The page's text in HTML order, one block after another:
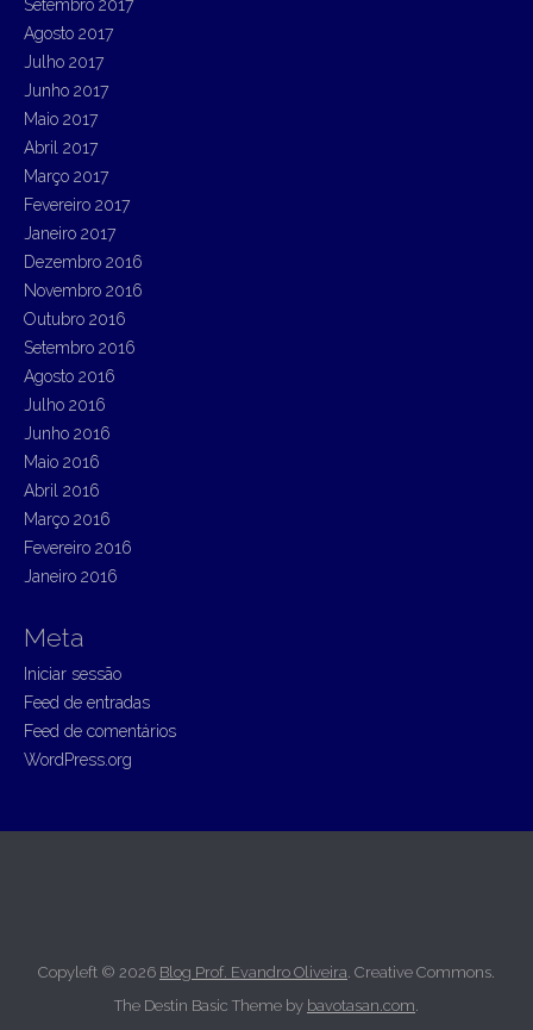
Setembro 2017
Agosto 2017
Julho 2017
Junho 2017
Maio 2017
Abril 2017
Março 2017
Fevereiro 2017
Janeiro 2017
Dezembro 2016
Novembro 2016
Outubro 2016
Setembro 2016
Agosto 2016
Julho 2016
Junho 2016
Maio 2016
Abril 2016
Março 2016
Fevereiro 2016
Janeiro 2016
Meta
Iniciar sessão
Feed de entradas
Feed de comentários
WordPress.org
Copyleft © 2026 Blog Prof. Evandro Oliveira. Creative Commons.
The Destin Basic Theme by bavotasan.com.